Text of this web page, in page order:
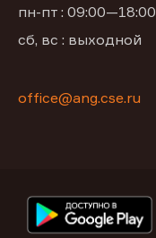
пн-пт : 09:00—18:00
сб, вс : выходной
office@ang.cse.ru